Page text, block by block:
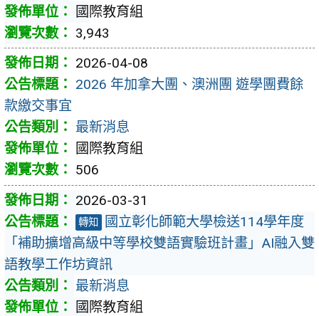
國際教育組
3,943
2026-04-08
2026 年加拿大團、澳洲團 遊學團費餘
款繳交事宜
最新消息
國際教育組
506
2026-03-31
轉知
國立彰化師範大學檢送114學年度
「補助擴增高級中等學校雙語實驗班計畫」AI融入雙
語教學工作坊資訊
最新消息
國際教育組